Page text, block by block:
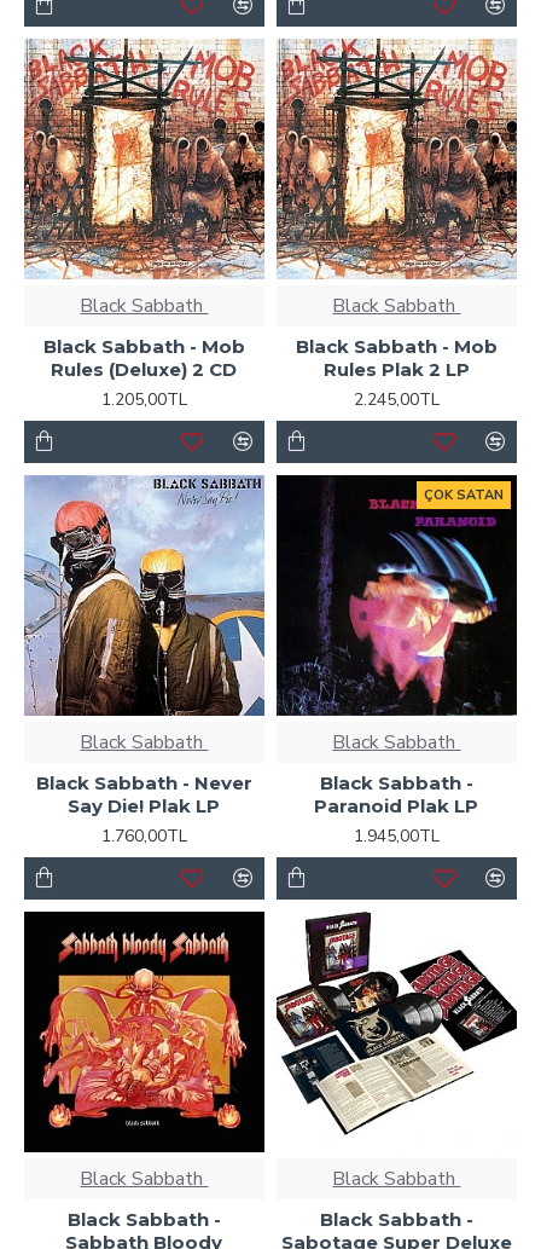
Black Sabbath ‎
Black Sabbath - Mob
Rules (Deluxe) 2 CD
1.205,00TL
Black Sabbath ‎
Black Sabbath - Mob
Rules Plak 2 LP
2.245,00TL
Black Sabbath ‎
Black Sabbath - Never
Say Die! Plak LP
1.760,00TL
ÇOK SATAN
Black Sabbath ‎
Black Sabbath -
Paranoid Plak LP
1.945,00TL
Black Sabbath ‎
Black Sabbath -
Sabbath Bloody
Black Sabbath ‎
Black Sabbath -
Sabotage Super Deluxe